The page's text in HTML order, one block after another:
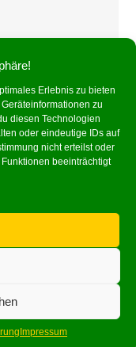
Erlebnis zu bieten
zu
diesen Technologien
oder eindeutige IDs auf
nicht erteilst oder
beeinträchtigt
Impressum